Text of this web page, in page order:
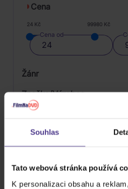
Souhlas
Tato webová stránka používá
K personalizaci obsahu a
Cena
24 Kč 99980 Kč
Cena od
Žánr
Pop
Značka/Výrobce
Sony Music
Rok vydání
Od
Dostupnost